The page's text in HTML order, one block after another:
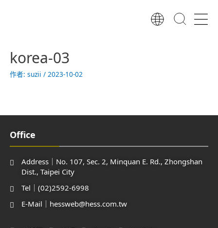
korea-03
作者: suzii / 2023-10-02
Office
Address｜No. 107, Sec. 2, Minquan E. Rd., Zhongshan
Dist., Taipei City
Tel｜(02)2592-6998
E-Mail｜hessweb@hess.com.tw